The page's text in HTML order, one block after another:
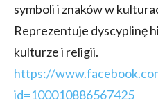
symboli i znaków w
Reprezentuje dyscyplinę
kulturze i religii.
https://
id=100010886567425